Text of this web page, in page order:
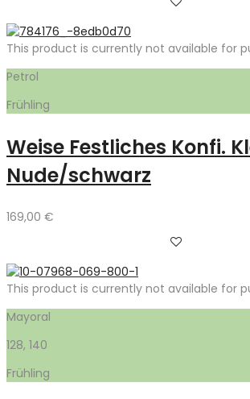
This product is currently not available for
Petrol
Frühling
Weise Festliches Konfi.
Nude/schwarz
169,00 €
This product is currently not available for
Mayoral
128, 140
Frühling